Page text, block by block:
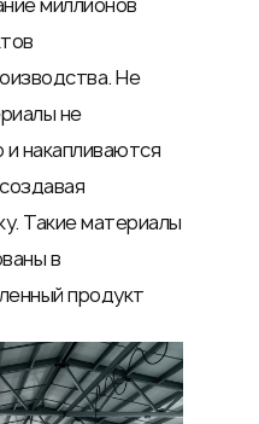
Не
не
накапливаются
Такие материалы
в
продукт